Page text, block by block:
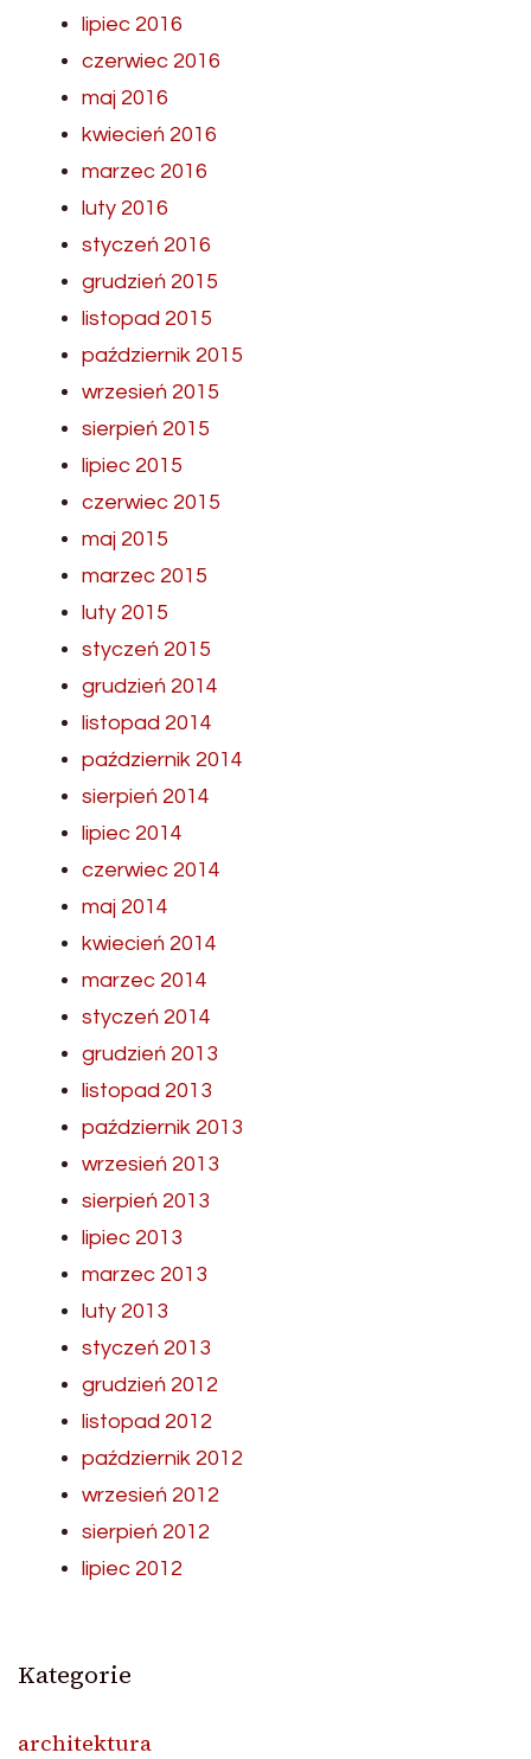
lipiec 2016
czerwiec 2016
maj 2016
kwiecień 2016
marzec 2016
luty 2016
styczeń 2016
grudzień 2015
listopad 2015
październik 2015
wrzesień 2015
sierpień 2015
lipiec 2015
czerwiec 2015
maj 2015
marzec 2015
luty 2015
styczeń 2015
grudzień 2014
listopad 2014
październik 2014
sierpień 2014
lipiec 2014
czerwiec 2014
maj 2014
kwiecień 2014
marzec 2014
styczeń 2014
grudzień 2013
listopad 2013
październik 2013
wrzesień 2013
sierpień 2013
lipiec 2013
marzec 2013
luty 2013
styczeń 2013
grudzień 2012
listopad 2012
październik 2012
wrzesień 2012
sierpień 2012
lipiec 2012
Kategorie
architektura